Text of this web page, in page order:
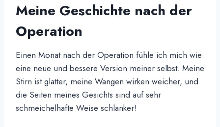
Meine Geschichte nach der
Operation
Einen Monat nach der Operation fühle ich mich wie
eine neue und bessere Version meiner selbst. Meine
Stirn ist glatter, meine Wangen wirken weicher, und
die Seiten meines Gesichts sind auf sehr
schmeichelhafte Weise schlanker!